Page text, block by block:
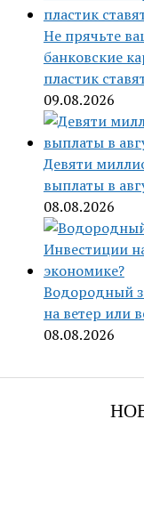
Не прячьте
банковские
пластик
09.08.2026
Девяти
выплаты в
08.08.2026
Водородный
на ветер или
08.08.2026